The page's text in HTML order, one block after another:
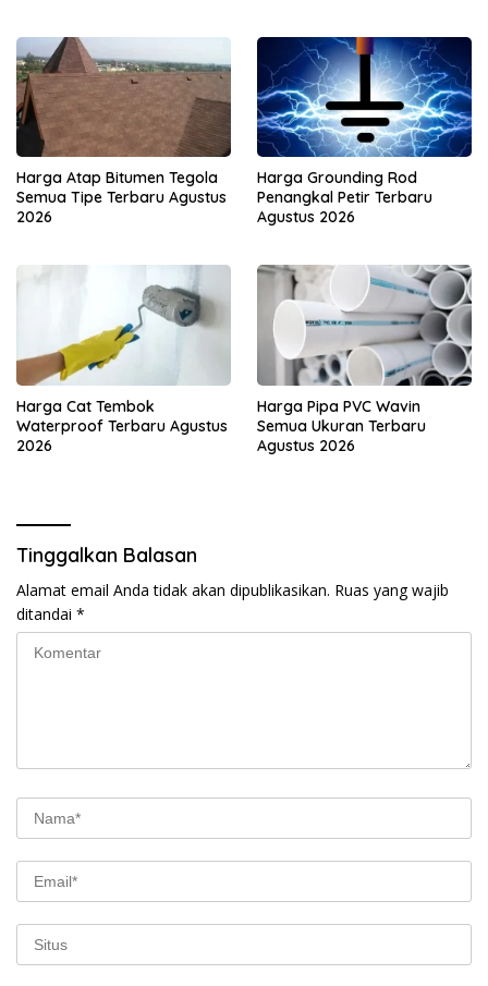
Harga Atap Bitumen Tegola
Semua Tipe Terbaru Agustus
2026
Harga Grounding Rod
Penangkal Petir Terbaru
Agustus 2026
Harga Cat Tembok
Waterproof Terbaru Agustus
2026
Harga Pipa PVC Wavin
Semua Ukuran Terbaru
Agustus 2026
Tinggalkan Balasan
Alamat email Anda tidak akan dipublikasikan. Ruas yang wajib
ditandai *